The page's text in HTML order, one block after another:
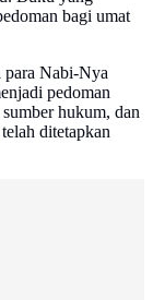
bagi umat
para Nabi-Nya
pedoman
hukum, dan
ditetapkan